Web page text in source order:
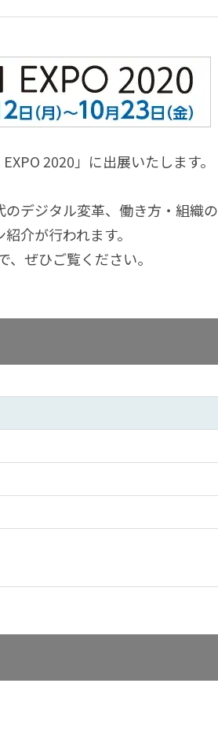
2020」に出展いたします。
デジタル変革、働き方・組織
介が行われます。
ぜひご覧ください。